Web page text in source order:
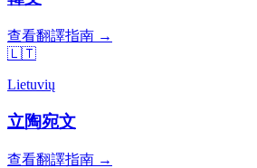
查看翻譯指南 →
🇱🇹
Lietuvių
立陶宛文
查看翻譯指南 →